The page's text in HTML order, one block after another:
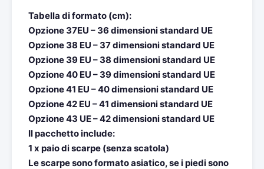
Tabella di formato (cm):
Opzione 37EU – 36 dimensioni standard UE
Opzione 38 EU – 37 dimensioni standard UE
Opzione 39 EU – 38 dimensioni standard UE
Opzione 40 EU – 39 dimensioni standard UE
Opzione 41 EU – 40 dimensioni standard UE
Opzione 42 EU – 41 dimensioni standard UE
Opzione 43 UE – 42 dimensioni standard UE
Il pacchetto include:
1 x paio di scarpe (senza scatola)
Le scarpe sono formato asiatico, se i piedi sono